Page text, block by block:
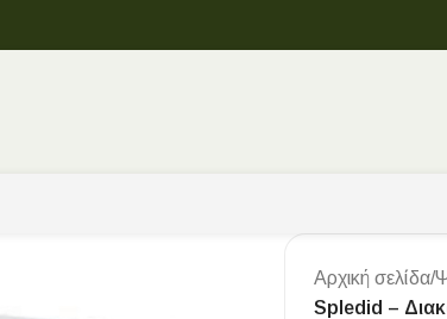
Αρχική σελίδα/
Spledid –